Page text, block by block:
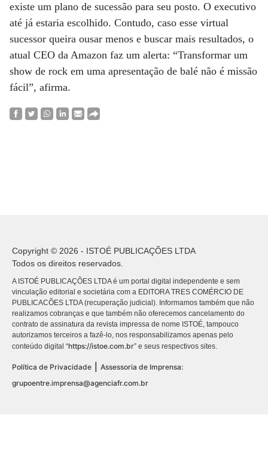
existe um plano de sucessão para seu posto. O executivo
até já estaria escolhido. Contudo, caso esse virtual
sucessor queira ousar menos e buscar mais resultados, o
atual CEO da Amazon faz um alerta: “Transformar um
show de rock em uma apresentação de balé não é missão
fácil”, afirma.
Copyright © 2026 - ISTOÉ PUBLICAÇÕES LTDA
Todos os direitos reservados.
A ISTOÉ PUBLICAÇÕES LTDA é um portal digital independente e sem
vinculação editorial e societária com a EDITORA TRES COMÉRCIO DE
PUBLICACÕES LTDA (recuperação judicial). Informamos também que não
realizamos cobranças e que também não oferecemos cancelamento do
contrato de assinatura da revista impressa de nome ISTOÉ, tampouco
autorizamos terceiros a fazê-lo, nos responsabilizamos apenas pelo
conteúdo digital “https://istoe.com.br” e seus respectivos sites.
Política de Privacidade
Assessoria de Imprensa:
grupoentre.imprensa@agenciafr.com.br